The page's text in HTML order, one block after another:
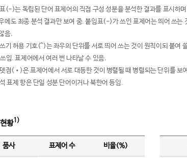
(-)는 독립된 단어 표제어의 직접 구성 성분을 분석한 결과를 표시하
에도 최종 분석 결과만 보여 줌. 붙임표(-)가 쓰인 표제어는 띄어 쓰
음.
기 허용 기호(^)는 좌우의 단위를 서로 띄어 쓰는 것이 원칙이되 붙여
임. 표제어에서 여러 번 나타날 수 있음.
점(•)은 표제어에서 서로 대등한 것이 병렬될 때 병렬되는 단위를 보
표제 항은 단일 성분 단어이거나 북한어 등임.
황1)
품사 표제어 수 비율(%)